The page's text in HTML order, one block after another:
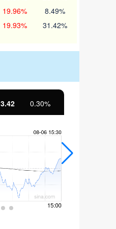
19.96% 8.49%
19.93% 31.42%
3.42 0.30%